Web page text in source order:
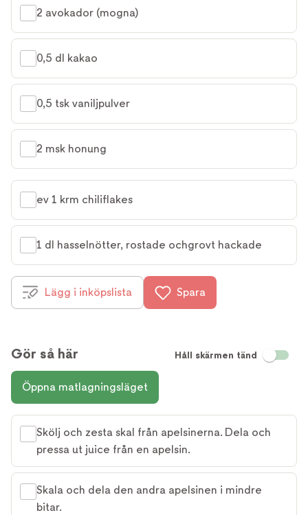
2 avokador (mogna)
0,5 dl kakao
0,5 tsk vaniljpulver
2 msk honung
ev 1 krm chiliflakes
1 dl hasselnötter, rostade ochgrovt hackade
Lägg i inköpslista Spara
Gör så här Håll skärmen tänd
Öppna matlagningsläget
Skölj och zesta skal från apelsinerna. Dela och
pressa ut juice från en apelsin.
Skala och dela den andra apelsinen i mindre
bitar.